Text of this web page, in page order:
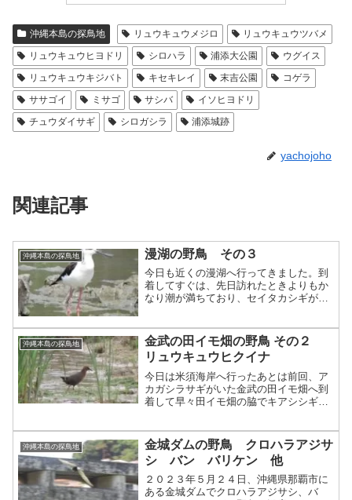
沖縄本島の探鳥地 リュウキュウメジロ
リュウキュウツバメ
リュウキュウヒヨドリ
シロハラ 浦添大公園
ウグイス
リュウキュウキジバト
キセキレイ 末吉公園
コゲラ
ササゴイ
ミサゴ サシバ
イソヒヨドリ
チュウダイサギ
シロガシラ 浦添城跡
yachojoho
関連記事
沖縄本島の探鳥地 漫湖の野鳥 その３
今日も近くの漫湖へ行ってきました。到
着してすぐは、先日訪れたときよりもか
なり潮が満ちており、セイタカシギが木
たリュウキュウメジロ漫湖では初めての
アオアシシギまた今日はミ...
沖縄本島の探鳥地
金武の田イモ畑の野鳥 その２
リュウキュウヒクイナ
今日は米須海岸へ行ったあとは前回、ア
カガシラサギがいた金武の田イモ畑へ到
着して早々田イモ畑の脇でキアシシギを
のはすごく新鮮でした。田んぼのすき間
から顔を覗かせるアオアシ...
沖縄本島の探鳥地
金城ダムの野鳥 クロハラアジサ
シ バン バリケン 他
２０２３年５月２４日、沖縄県那覇市に
ある金城ダムでクロハラアジサシ、バ